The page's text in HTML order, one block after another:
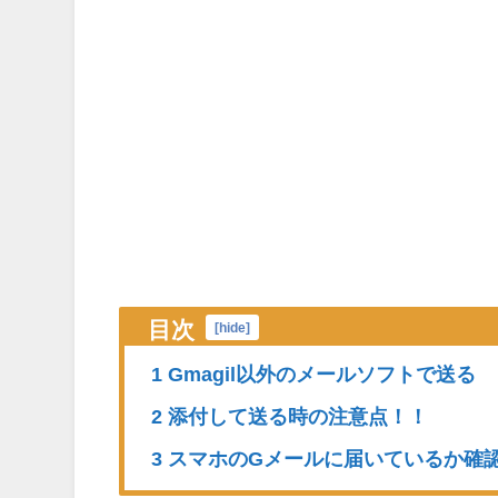
目次 [hide]
1 Gmagil以外のメールソフトで送る
2 添付して送る時の注意点！！
3 スマホのGメールに届いているか確